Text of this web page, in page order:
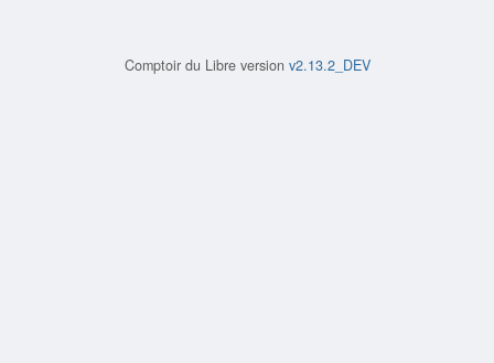
Comptoir du Libre version v2.13.2_DEV